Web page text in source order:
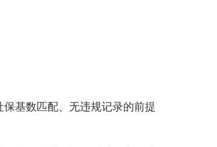
基数匹配、无违规记录的前提